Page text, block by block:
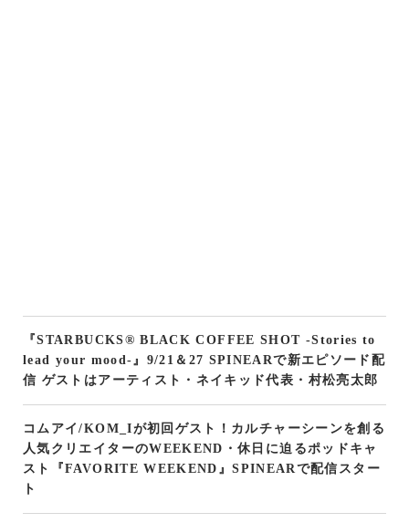
『STARBUCKS® BLACK COFFEE SHOT -Stories to
lead your mood-』9/21＆27 SPINEARで新エピソード配
信 ゲストはアーティスト・ネイキッド代表・村松亮太郎
コムアイ/KOM_Iが初回ゲスト！カルチャーシーンを創る
人気クリエイターのWEEKEND・休日に迫るポッドキャ
スト『FAVORITE WEEKEND』SPINEARで配信スター
ト